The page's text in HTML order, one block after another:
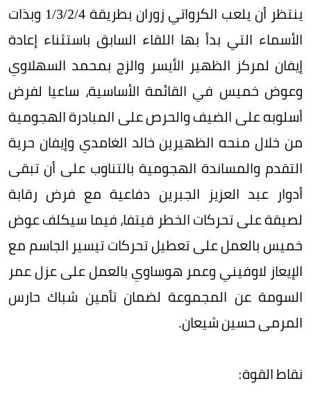
ينتظر أن يلعب الكرواتي زوران بطريقة 4/‏2/‏3/‏1 وبذات
الأسماء التي بدأ بها اللقاء السابق باستثناء إعادة
إيفان لمركز الظهير الأيسر والزج بمحمد السهلاوي
وعوض خميس في القائمة الأساسية، ساعيا لفرض
أسلوبه على الضيف والحرص على المبادرة الهجومية
من خلال منحه الظهيرين خالد الغامدي وإيفان حرية
التقدم والمساندة الهجومية بالتناوب على أن تبقى
أدوار عبد العزيز الجبرين دفاعية مع فرض رقابة
لصيقة على تحركات الخطر فيتفا، فيما سيكلف عوض
خميس بالعمل على تعطيل تحركات تيسير الجاسم مع
الإيعاز لاوفيني وعمر هوساوي بالعمل على عزل عمر
السومة عن المجموعة لضمان تأمين شباك حارس
المرمى حسين شيعان.
نقاط القوة: